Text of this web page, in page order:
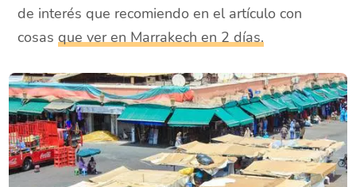
de interés que recomiendo en el artículo con
cosasque ver en Marrakech en 2 días.